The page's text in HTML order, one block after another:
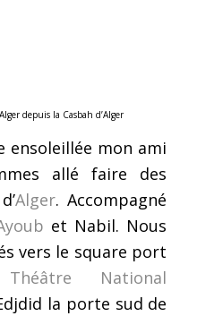
depuis la Casbah d’Alger
ensoleillée mon ami
allé faire des
Alger. Accompagné
et Nabil. Nous
vers le square port
Théâtre National
la porte sud de